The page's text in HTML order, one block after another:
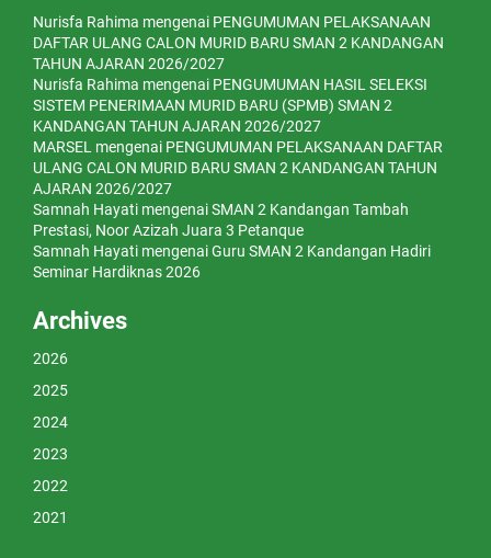
Nurisfa Rahima mengenai PENGUMUMAN PELAKSANAAN
DAFTAR ULANG CALON MURID BARU SMAN 2 KANDANGAN
TAHUN AJARAN 2026/2027
Nurisfa Rahima mengenai PENGUMUMAN HASIL SELEKSI
SISTEM PENERIMAAN MURID BARU (SPMB) SMAN 2
KANDANGAN TAHUN AJARAN 2026/2027
MARSEL mengenai PENGUMUMAN PELAKSANAAN DAFTAR
ULANG CALON MURID BARU SMAN 2 KANDANGAN TAHUN
AJARAN 2026/2027
Samnah Hayati mengenaiSMAN 2 Kandangan Tambah
Prestasi, Noor Azizah Juara 3 Petanque
Samnah Hayati mengenaiGuru SMAN 2 Kandangan Hadiri
Seminar Hardiknas 2026
Archives
2026
2025
2024
2023
2022
2021